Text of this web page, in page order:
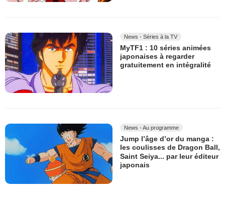
News - Séries à la TV
MyTF1 : 10 séries animées
japonaises à regarder
gratuitement en intégralité
News - Au programme
Jump l’âge d’or du manga :
les coulisses de Dragon Ball,
Saint Seiya... par leur éditeur
japonais